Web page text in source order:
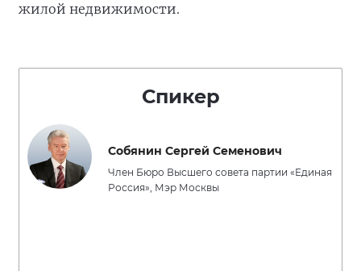
жилой недвижимости.
Спикер
Собянин Сергей Семенович
Член Бюро Высшего совета партии «Единая
Россия», Мэр Москвы